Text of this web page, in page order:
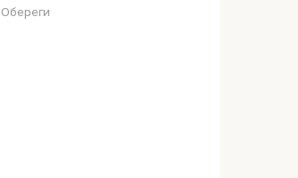
Обереги